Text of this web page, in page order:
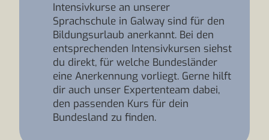
Intensivkurse an unserer
Sprachschule in Galway sind für den
Bildungsurlaub anerkannt. Bei den
entsprechenden Intensivkursen siehst
du direkt, für welche Bundesländer
eine Anerkennung vorliegt. Gerne hilft
dir auch unser Expertenteam dabei,
den passenden Kurs für dein
Bundesland zu finden.